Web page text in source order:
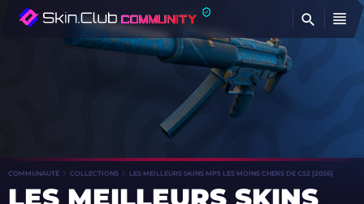
COMMUNAUTÉ COLLECTIONS LES MEILLEURS SKINS MP5 LES MOINS CHERS DE CS2 [2026]